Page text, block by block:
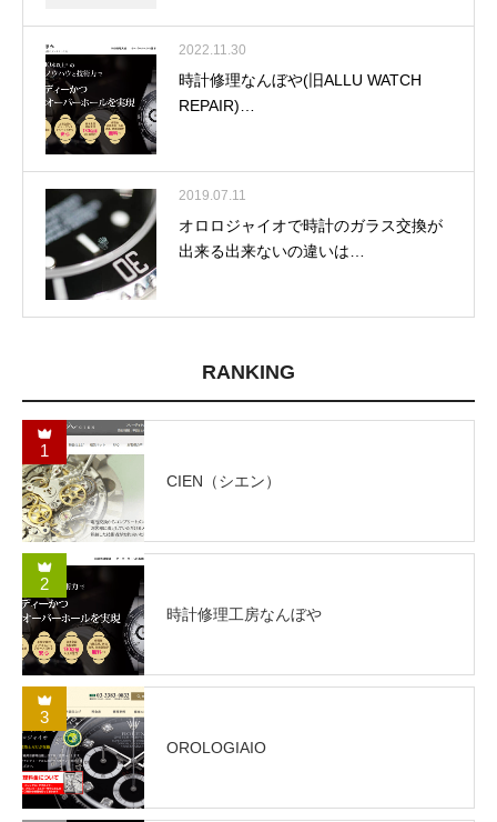
2022.11.30
時計修理なんぼや(旧ALLU WATCH
REPAIR)…
2019.07.11
オロロジャイオで時計のガラス交換が
出来る出来ないの違いは…
RANKING
1
CIEN（シエン）
2
時計修理工房なんぼや
3
OROLOGIAIO